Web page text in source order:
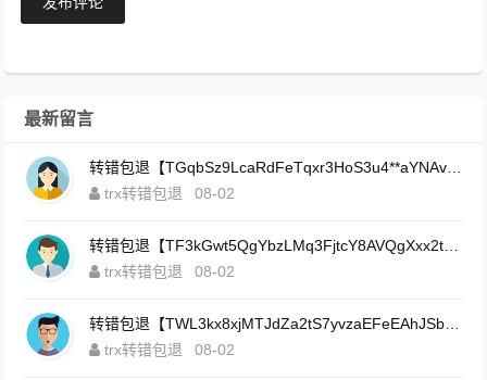
最新留言
trx转错包退
08-02
trx转错包退
08-02
trx转错包退
08-02